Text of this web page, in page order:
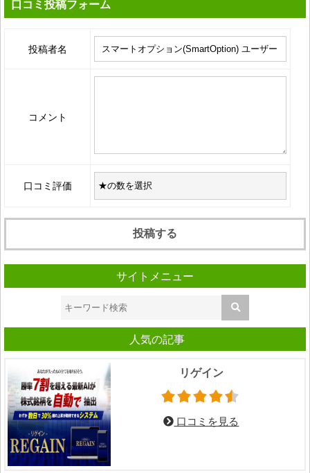
口コミ投稿フォーム
投稿者名
コメント
口コミ評価
サイトメニュー
人気の記事
リゲイン
口コミを見る